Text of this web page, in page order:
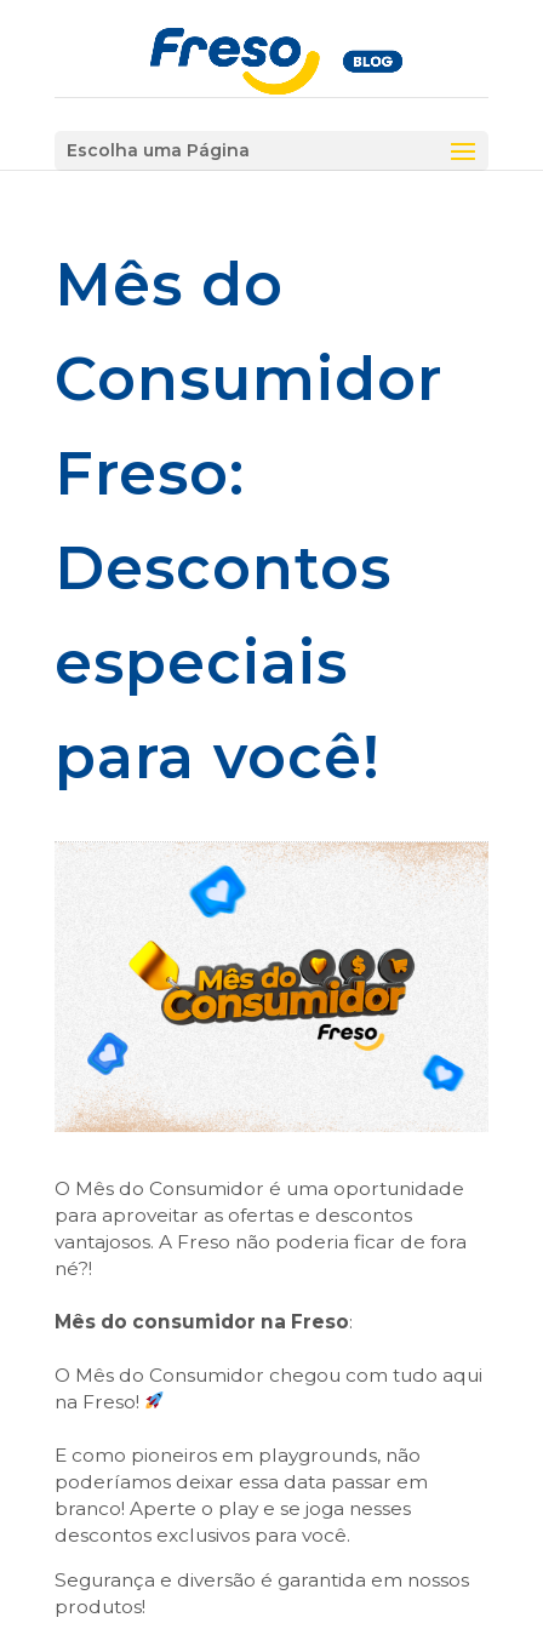
Escolha uma Página
Mês do
Consumidor
Freso:
Descontos
especiais
para você!
O Mês do Consumidor é uma oportunidade
para aproveitar as ofertas e descontos
vantajosos. A Freso não poderia ficar de fora
né?!
Mês do consumidor na Freso:
O Mês do Consumidor chegou com tudo aqui
na Freso!
E como pioneiros em playgrounds, não
poderíamos deixar essa data passar em
branco! Aperte o play e se joga nesses
descontos exclusivos para você.
Segurança e diversão é garantida em nossos
produtos!